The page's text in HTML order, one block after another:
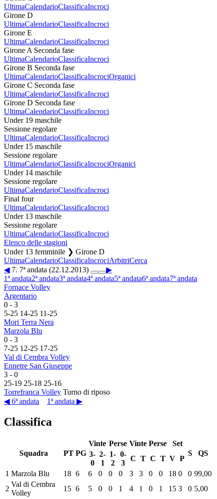
UltimaCalendarioClassificaIncroci
Girone D
UltimaCalendarioClassificaIncroci
Girone E
UltimaCalendarioClassificaIncroci
Girone A Seconda fase
UltimaCalendarioClassificaIncroci
Girone B Seconda fase
UltimaCalendarioClassificaIncrociOrganici
Girone C Seconda fase
UltimaCalendarioClassificaIncroci
Girone D Seconda fase
UltimaCalendarioClassificaIncroci
Under 19 maschile
Sessione regolare
UltimaCalendarioClassificaIncroci
Under 15 maschile
Sessione regolare
UltimaCalendarioClassificaIncrociOrganici
Under 14 maschile
Sessione regolare
UltimaCalendarioClassificaIncroci
Final four
UltimaCalendarioClassificaIncroci
Under 13 maschile
Sessione regolare
UltimaCalendarioClassificaIncroci
Elenco delle stagioni
Under 13 femminile ❯ Girone D
UltimaCalendarioClassificaIncrociArbitriCerca
◀7. 7ª andata (22.12.2013)
▶
1ª andata2ª andata3ª andata4ª andata5ª andata6ª andata7ª andata
Fornace Volley
Argentario
0 - 3
5-25 14-25 11-25
Mori Terra Nera
Marzola Blu
0 - 3
7-25 12-25 17-25
Val di Cembra Volley
Ennetre San Giuseppe
3 - 0
25-19 25-18 25-16
Torrefranca Volley Turno di riposo
◀ 6ª andata
1ª andata ▶
Classifica
Squadra PT PG
Vinte Perse Vinte Perse
Set
S
QS
3-
0
2-
1
1-
2
0-
3
C T C T V P
1 Marzola Blu 18 6 6 0 0 0 3 3 0 0 18 0 0 99,00
2
Val di Cembra
Volley
15 6 5 0 0 1 4 1 0 1 15 3 0 5,00